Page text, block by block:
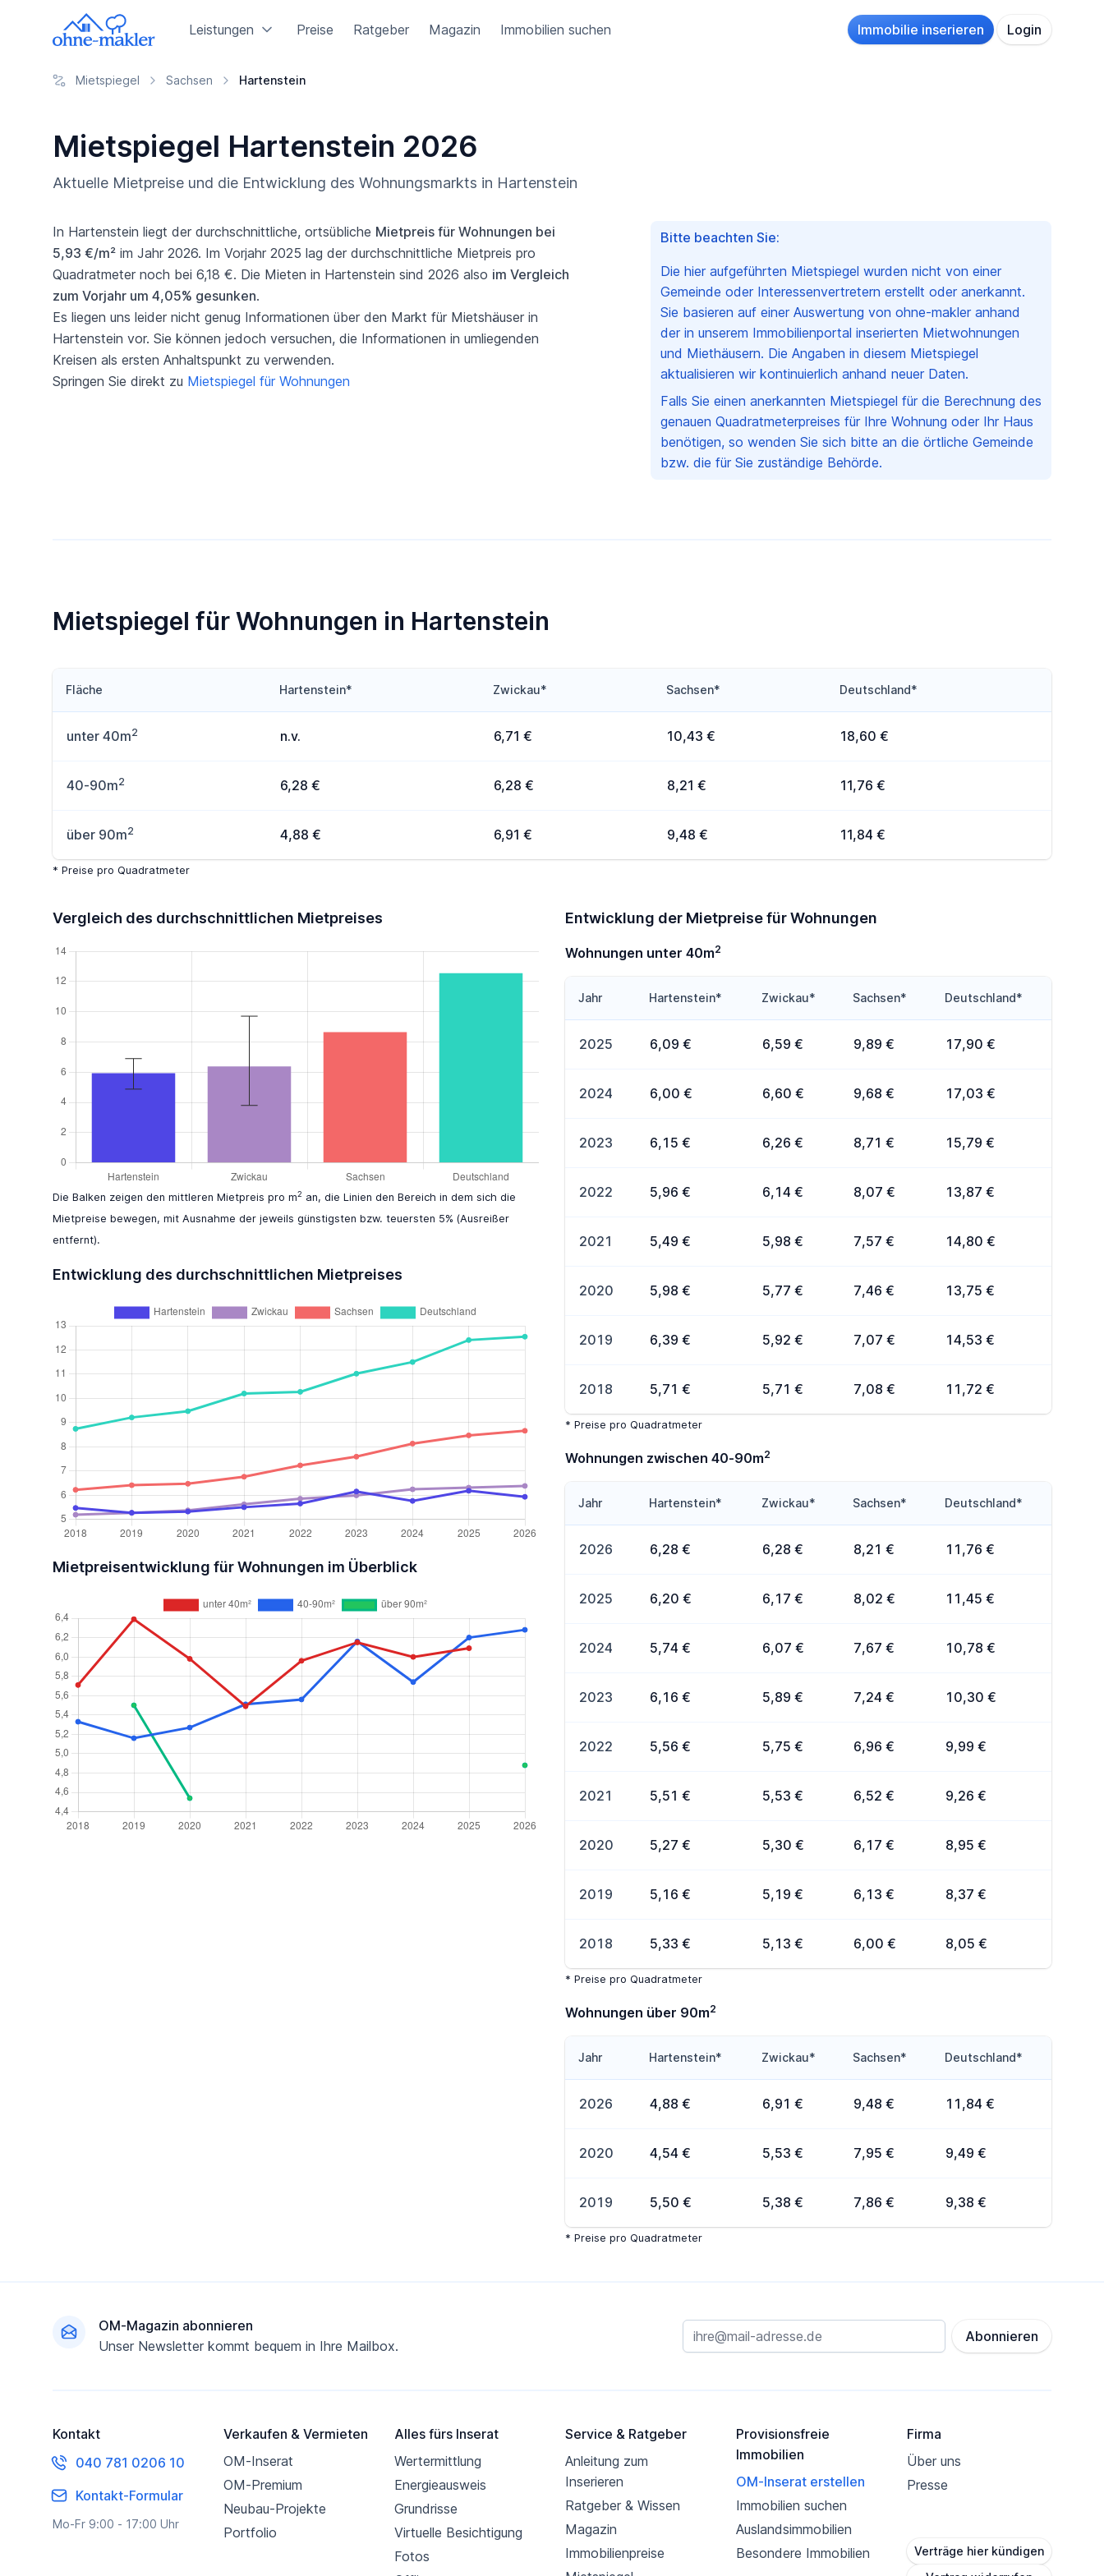
Leistungen Preise Ratgeber Magazin Immobilien suchen Immobilie inserieren Login
Mietspiegel Sachsen Hartenstein
Mietspiegel Hartenstein 2026
Aktuelle Mietpreise und die Entwicklung des Wohnungsmarkts in Hartenstein
In Hartenstein liegt der durchschnittliche, ortsübliche Mietpreis für Wohnungen bei
5,93 €/m² im Jahr 2026. Im Vorjahr 2025 lag der durchschnittliche Mietpreis pro
Quadratmeter noch bei 6,18 €. Die Mieten in Hartenstein sind 2026 also im Vergleich
zum Vorjahr um 4,05% gesunken.
Es liegen uns leider nicht genug Informationen über den Markt für Mietshäuser in
Hartenstein vor. Sie können jedoch versuchen, die Informationen in umliegenden
Kreisen als ersten Anhaltspunkt zu verwenden.
Springen Sie direkt zu Mietspiegel für Wohnungen
Bitte beachten Sie:
Die hier aufgeführten Mietspiegel wurden nicht von einer
Gemeinde oder Interessenvertretern erstellt oder anerkannt.
Sie basieren auf einer Auswertung von ohne-makler anhand
der in unserem Immobilienportal inserierten Mietwohnungen
und Miethäusern. Die Angaben in diesem Mietspiegel
aktualisieren wir kontinuierlich anhand neuer Daten.
Falls Sie einen anerkannten Mietspiegel für die Berechnung des
genauen Quadratmeterpreises für Ihre Wohnung oder Ihr Haus
benötigen, so wenden Sie sich bitte an die örtliche Gemeinde
bzw. die für Sie zuständige Behörde.
Mietspiegel für Wohnungen in Hartenstein
Fläche Hartenstein* Zwickau* Sachsen* Deutschland*
unter 40m2 n.v. 6,71 € 10,43 € 18,60 €
40-90m2 6,28 € 6,28 € 8,21 € 11,76 €
über 90m2 4,88 € 6,91 € 9,48 € 11,84 €
* Preise pro Quadratmeter
Vergleich des durchschnittlichen Mietpreises
Die Balken zeigen den mittleren Mietpreis pro m2 an, die Linien den Bereich in dem sich die
Mietpreise bewegen, mit Ausnahme der jeweils günstigsten bzw. teuersten 5% (Ausreißer
entfernt).
Entwicklung des durchschnittlichen Mietpreises
Mietpreisentwicklung für Wohnungen im Überblick
Entwicklung der Mietpreise für Wohnungen
Wohnungen unter 40m2
Jahr Hartenstein* Zwickau* Sachsen* Deutschland*
2025 6,09 € 6,59 € 9,89 € 17,90 €
2024 6,00 € 6,60 € 9,68 € 17,03 €
2023 6,15 € 6,26 € 8,71 € 15,79 €
2022 5,96 € 6,14 € 8,07 € 13,87 €
2021 5,49 € 5,98 € 7,57 € 14,80 €
2020 5,98 € 5,77 € 7,46 € 13,75 €
2019 6,39 € 5,92 € 7,07 € 14,53 €
2018 5,71 € 5,71 € 7,08 € 11,72 €
* Preise pro Quadratmeter
Wohnungen zwischen 40-90m2
Jahr Hartenstein* Zwickau* Sachsen* Deutschland*
2026 6,28 € 6,28 € 8,21 € 11,76 €
2025 6,20 € 6,17 € 8,02 € 11,45 €
2024 5,74 € 6,07 € 7,67 € 10,78 €
2023 6,16 € 5,89 € 7,24 € 10,30 €
2022 5,56 € 5,75 € 6,96 € 9,99 €
2021 5,51 € 5,53 € 6,52 € 9,26 €
2020 5,27 € 5,30 € 6,17 € 8,95 €
2019 5,16 € 5,19 € 6,13 € 8,37 €
2018 5,33 € 5,13 € 6,00 € 8,05 €
* Preise pro Quadratmeter
Wohnungen über 90m2
Jahr Hartenstein* Zwickau* Sachsen* Deutschland*
2026 4,88 € 6,91 € 9,48 € 11,84 €
2020 4,54 € 5,53 € 7,95 € 9,49 €
2019 5,50 € 5,38 € 7,86 € 9,38 €
* Preise pro Quadratmeter
OM-Magazin abonnieren
Unser Newsletter kommt bequem in Ihre Mailbox.
Abonnieren
Kontakt
040 781 0206 10
Kontakt-Formular
Mo-Fr 9:00 - 17:00 Uhr
Verkaufen & Vermieten
OM-Inserat
OM-Premium
Neubau-Projekte
Portfolio
Alles fürs Inserat
Wertermittlung
Energieausweis
Grundrisse
Virtuelle Besichtigung
Fotos
Service & Ratgeber
Anleitung zum
Inserieren
Ratgeber & Wissen
Magazin
Immobilienpreise
Provisionsfreie
Immobilien
OM-Inserat erstellen
Immobilien suchen
Auslandsimmobilien
Besondere Immobilien
Firma
Über uns
Presse
Verträge hier kündigen